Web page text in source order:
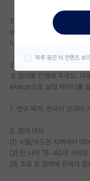
미국 대학원 합격
대학원생 모집 게시판
연구실(PI) 홍보 게
석박사 채용 정보 게
임용 정보 게시판
학부 인턴 게시판
취업 게시판
안녕하세요! 코넬 대학교에
yung Kwon) 입니다. 제 한
니다.
관심 있으신 분은 참여 대상
로 참여를 진행해 주세요.
ekwon으로 실험 아이디를
1. 연구 목적: 한국어 모국어
2. 참여 대상
(1) 서울/수도권 지역에서 태
(2) 만 나이 18~40세 사이의
(3) 조음 및 청력에 문제가 없
하루 동안 이 컨텐츠 보